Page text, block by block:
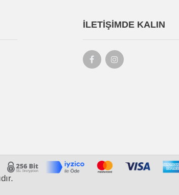
İLETIŞIMDE KALIN